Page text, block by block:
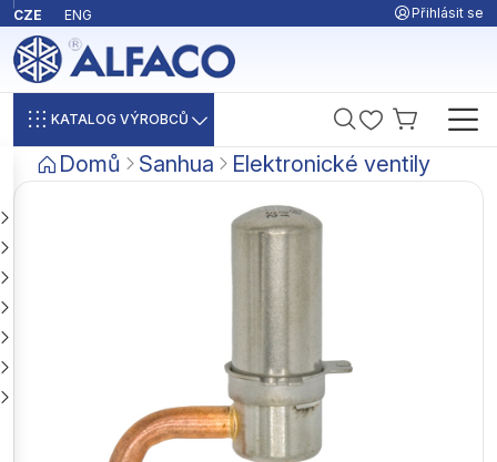
CZE ENG Přihlásit se
KATALOG VÝROBCŮ
Domů Sanhua Elektronické ventily